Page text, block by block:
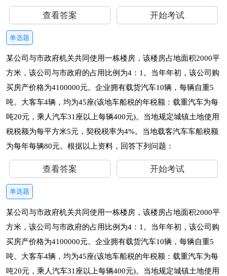
查看答案 开始考试
单选题
某公司与市政府机关共同使用一栋楼房，该楼房占地面积2000平
方米，该公司与市政府的占用比例为4：1。当年年初，该公司购
买房产价格为4100000元。企业拥有载货汽车10辆，每辆自重5
吨。大客车4辆，均为45座(该地车船税的年税额：载重汽车为每
吨20元，乘人汽车31座以上每辆400元)。当地规定城镇土地使用
税税额为每平方米5元，契税税率为4%。当地载客汽车车船税额
为每年每辆80元。根据以上资料，回答下列问题：
查看答案 开始考试
单选题
某公司与市政府机关共同使用一栋楼房，该楼房占地面积2000平
方米，该公司与市政府的占用比例为4：1。当年年初，该公司购
买房产价格为4100000元。企业拥有载货汽车10辆，每辆自重5
吨。大客车4辆，均为45座(该地车船税的年税额：载重汽车为每
吨20元，乘人汽车31座以上每辆400元)。当地规定城镇土地使用